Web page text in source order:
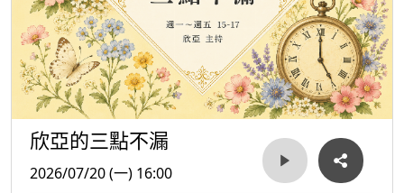
欣亞的三點不漏
2026/07/20 (一) 16:00